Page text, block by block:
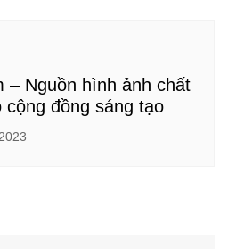
– Nguồn hình ảnh chất
cộng đồng sáng tạo